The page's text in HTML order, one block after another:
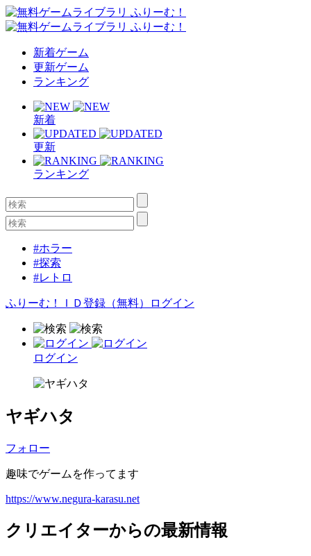
新着ゲーム
更新ゲーム
ランキング
新着
更新
ランキング
#ホラー
#探索
#レトロ
ふりーむ！ＩＤ登録（無料） ログイン
ログイン
ヤギハタ
フォロー
趣味でゲームを作ってます
https://www.negura-karasu.net
クリエイターからの最新情報